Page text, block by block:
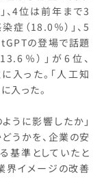
、4位は前年まで3
症（18.0％）」、5
の登場で話題
％）」が6位、
入った。「人工知
入った。
うに影響したか」
うかを、企業の安
基準としていたと
界イメージの改善